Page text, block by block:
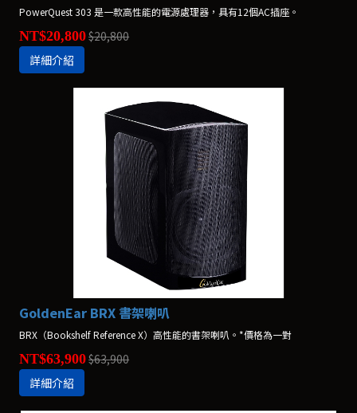
PowerQuest 303 是一款高性能的電源處理器，具有12個AC插座。
NT$20,800$20,800
詳細介紹
GoldenEar BRX 書架喇叭
BRX（Bookshelf Reference X）高性能的書架喇叭。*價格為一對
NT$63,900$63,900
詳細介紹